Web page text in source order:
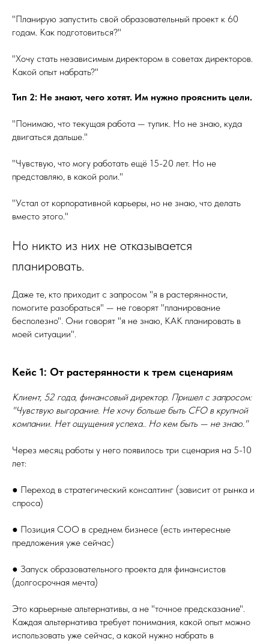
"Планирую запустить свой образовательный проект к 60
годам. Как подготовиться?"
"Хочу стать независимым директором в советах директоров.
Какой опыт набрать?"
Тип 2: Не знают, чего хотят. Им нужно прояснить цели.
"Понимаю, что текущая работа — тупик. Но не знаю, куда
двигаться дальше."
"Чувствую, что могу работать ещё 15-20 лет. Но не
представляю, в какой роли."
"Устал от корпоративной карьеры, но не знаю, что делать
вместо этого."
Но никто из них не отказывается
планировать.
Даже те, кто приходит с запросом "я в растерянности,
помогите разобраться" — не говорят "планирование
бесполезно". Они говорят "я не знаю, КАК планировать в
моей ситуации".
Кейс 1: От растерянности к трем сценариям
Клиент, 52 года, финансовый директор. Пришел с запросом:
"Чувствую выгорание. Не хочу больше быть CFO в крупной
компании. Нет ощущения успеха.. Но кем быть — не знаю."
Через месяц работы у него появилось три сценария на 5-10
лет:
● Переход в стратегический консалтинг (зависит от рынка и
спроса)
● Позиция COO в среднем бизнесе (есть интересные
предложения уже сейчас)
● Запуск образовательного проекта для финансистов
(долгосрочная мечта)
Это карьерные альтернативы, а не "точное предсказание".
Каждая альтернатива требует понимания, какой опыт можно
использовать уже сейчас, а какой нужно набрать в